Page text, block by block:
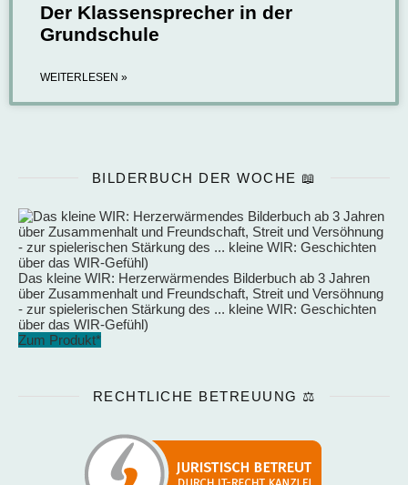
Der Klassensprecher in der
Grundschule
WEITERLESEN »
BILDERBUCH DER WOCHE 📖
Das kleine WIR: Herzerwärmendes Bilderbuch ab 3 Jahren
über Zusammenhalt und Freundschaft, Streit und Versöhnung
- zur spielerischen Stärkung des ... kleine WIR: Geschichten
über das WIR-Gefühl)
Zum Produkt*
RECHTLICHE BETREUUNG ⚖️